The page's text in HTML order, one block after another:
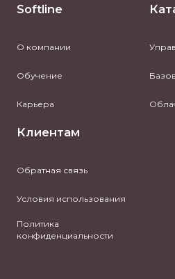
Softline
О компании
Обучение
Карьера
Клиентам
Обратная связь
Условия использования
Политика
конфиденциальности